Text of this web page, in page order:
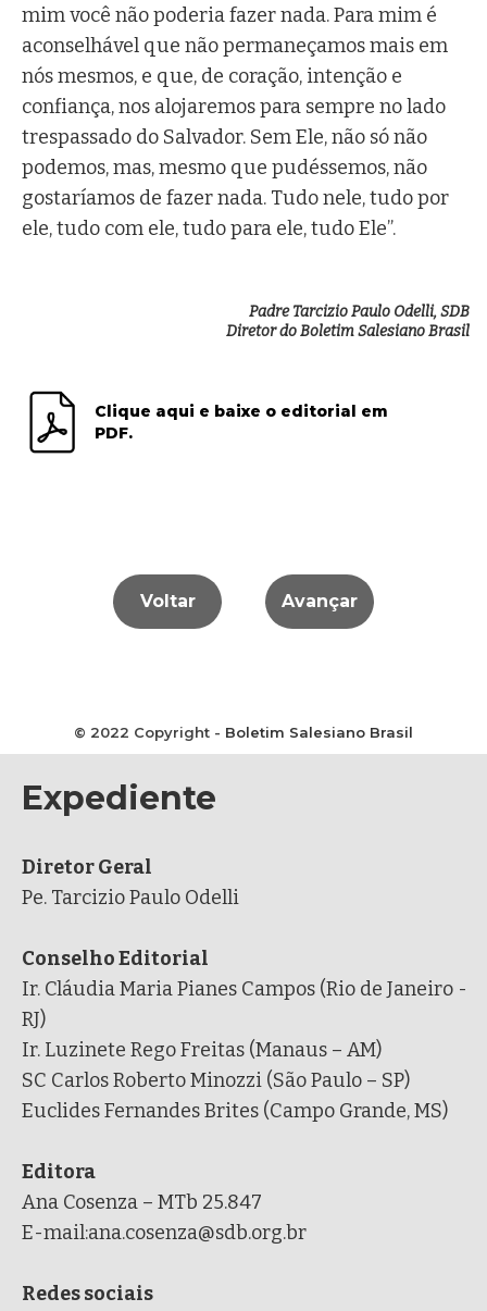
mim você não poderia fazer nada. Para mim é
aconselhável que não permaneçamos mais em
nós mesmos, e que, de coração, intenção e
confiança, nos alojaremos para sempre no lado
trespassado do Salvador. Sem Ele, não só não
podemos, mas, mesmo que pudéssemos, não
gostaríamos de fazer nada. Tudo nele, tudo por
ele, tudo com ele, tudo para ele, tudo Ele”.
Padre Tarcizio Paulo Odelli, SDB
Diretor do Boletim Salesiano Brasil
Clique aqui e baixe o editorial em
PDF.
Voltar Avançar
© 2022 Copyright - Boletim Salesiano Brasil
Expediente
Diretor Geral
Pe. Tarcizio Paulo Odelli
Conselho Editorial
Ir. Cláudia Maria Pianes Campos (Rio de Janeiro -
RJ)
Ir. Luzinete Rego Freitas (Manaus – AM)
SC Carlos Roberto Minozzi (São Paulo – SP)
Euclides Fernandes Brites (Campo Grande, MS)
Editora
Ana Cosenza – MTb 25.847
E-mail:ana.cosenza@sdb.org.br
Redes sociais